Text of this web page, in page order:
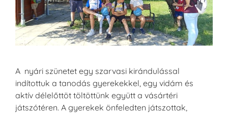
A nyári szünetet egy szarvasi kirándulással
indítottuk a tanodás gyerekekkel, egy vidám és
aktív délelőttöt töltöttünk együtt a vásártéri
játszótéren. A gyerekek önfeledten játszottak,